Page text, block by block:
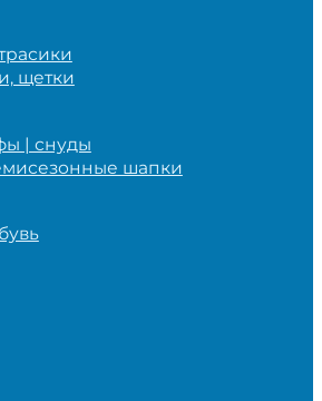
щетки
| снуды
шапки